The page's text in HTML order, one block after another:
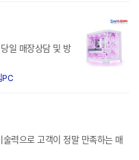
일 매장상담 및 방
PC
력으로 고객이 정말 만족하는 매